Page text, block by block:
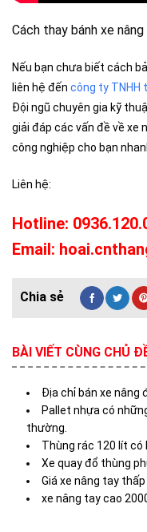
Cách thay bánh xe nâng
Nếu bạn chưa biết cách
liên hệ đến công ty TNHH
Đội ngũ chuyên gia kỹ
giải đáp các vấn đề về xe
công nghiệp cho bạn
Liên hệ:
Hotline:
Email:
BÀI VIẾT CÙNG CHỦ
Địa chỉ bán xe nâng
Pallet nhựa có
thường.
Thùng rác 120 lít có
Xe quay đổ thùng
Giá xe nâng tay
xe nâng tay cao